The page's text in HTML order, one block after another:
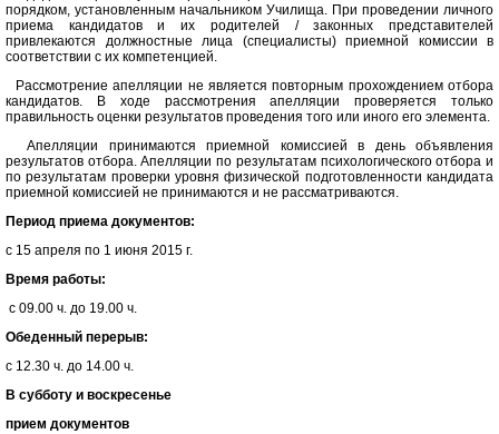
порядком, установленным начальником Училища. При проведении личного
приема кандидатов и их родителей / законных представителей
привлекаются должностные лица (специалисты) приемной комиссии в
соответствии с их компетенцией.
Рассмотрение апелляции не является повторным прохождением отбора
кандидатов. В ходе рассмотрения апелляции проверяется только
правильность оценки результатов проведения того или иного его элемента.
Апелляции принимаются приемной комиссией в день объявления
результатов отбора. Апелляции по результатам психологического отбора и
по результатам проверки уровня физической подготовленности кандидата
приемной комиссией не принимаются и не рассматриваются.
Период приема документов:
с 15 апреля по 1 июня 2015 г.
Время работы:
с 09.00 ч. до 19.00 ч.
Обеденный перерыв:
с 12.30 ч. до 14.00 ч.
В субботу и воскресенье
прием документов